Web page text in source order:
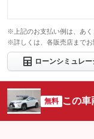
※上記のお支払い例は、あく
※詳しくは、各販売店までお
ローンシミュレ
無料 この